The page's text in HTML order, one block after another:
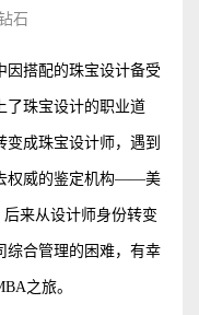
石
因搭配的珠宝设计备受
了珠宝设计的职业道
成珠宝设计师，遇到
权威的鉴定机构——美
来从设计师身份转变
综合管理的困难，有幸
之旅。